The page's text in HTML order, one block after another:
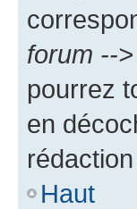
forum --
pourrez
en
Haut